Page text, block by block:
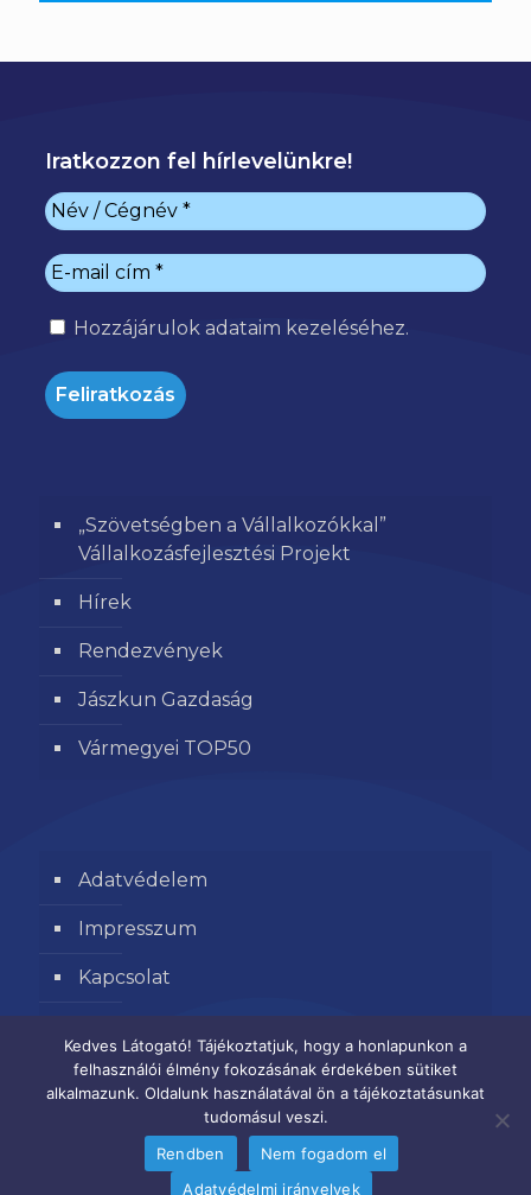
Iratkozzon fel hírlevelünkre!
Hozzájárulok adataim kezeléséhez.
„Szövetségben a Vállalkozókkal”
Vállalkozásfejlesztési Projekt
Hírek
Rendezvények
Jászkun Gazdaság
Vármegyei TOP50
Adatvédelem
Impresszum
Kapcsolat
Kedves Látogató! Tájékoztatjuk, hogy a honlapunkon a
felhasználói élmény fokozásának érdekében sütiket
alkalmazunk. Oldalunk használatával ön a tájékoztatásunkat
tudomásul veszi.
Rendben
Nem fogadom el
Adatvédelmi irányelvek